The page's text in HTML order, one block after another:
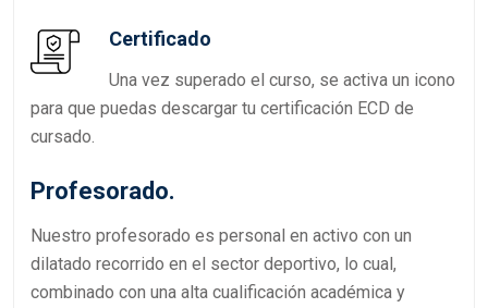
Certificado
Una vez superado el curso, se activa un icono
para que puedas descargar tu certificación ECD de
cursado.
Profesorado.
Nuestro profesorado es personal en activo con un
dilatado recorrido en el sector deportivo, lo cual,
combinado con una alta cualificación académica y